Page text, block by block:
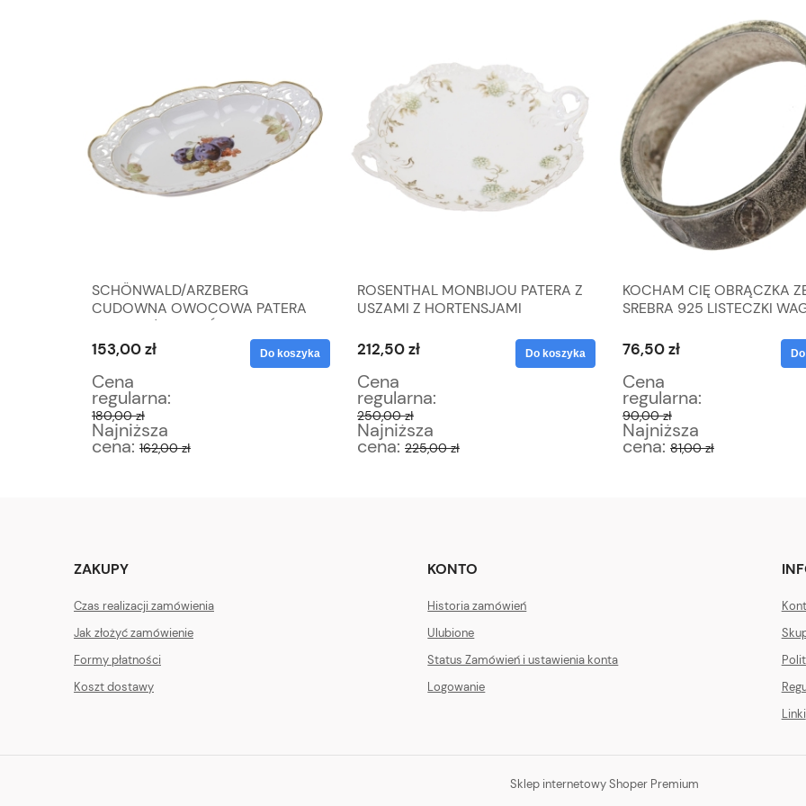
SCHÖNWALD/ARZBERG
CUDOWNA OWOCOWA PATERA
KOSZ Z AŻURAMI ŚLIWKI I
WINOGRONA
153,00 zł
Cena
regularna:
180,00 zł
Najniższa
cena: 162,00 zł
Do koszyka
ROSENTHAL MONBIJOU PATERA Z
USZAMI Z HORTENSJAMI
212,50 zł
Cena
regularna:
250,00 zł
Najniższa
cena: 225,00 zł
Do koszyka
KOCHAM CIĘ OBRĄCZKA
SREBRA 925 LISTECZKI
76,50 zł
Cena
regularna:
90,00 zł
Najniższa
cena: 81,00 zł
ZAKUPY
Czas realizacji zamówienia
Jak złożyć zamówienie
Formy płatności
Koszt dostawy
KONTO
Historia zamówień
Ulubione
Status Zamówień i ustawienia konta
Logowanie
Linki
Sklep internetowy Shoper Premium